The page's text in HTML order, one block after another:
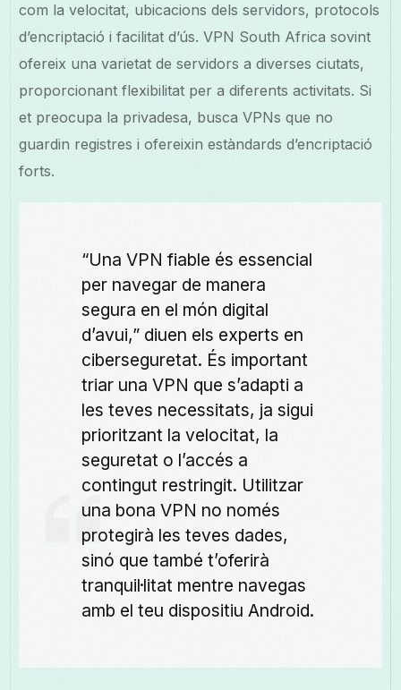
com la velocitat, ubicacions dels servidors, protocols
d’encriptació i facilitat d’ús. VPN South Africa sovint
ofereix una varietat de servidors a diverses ciutats,
proporcionant flexibilitat per a diferents activitats. Si
et preocupa la privadesa, busca VPNs que no
guardin registres i ofereixin estàndards d’encriptació
forts.
“Una VPN fiable és essencial
per navegar de manera
segura en el món digital
d’avui,” diuen els experts en
ciberseguretat. És important
triar una VPN que s’adapti a
les teves necessitats, ja sigui
prioritzant la velocitat, la
seguretat o l’accés a
contingut restringit. Utilitzar
una bona VPN no només
protegirà les teves dades,
sinó que també t’oferirà
tranquil·litat mentre navegas
amb el teu dispositiu Android.